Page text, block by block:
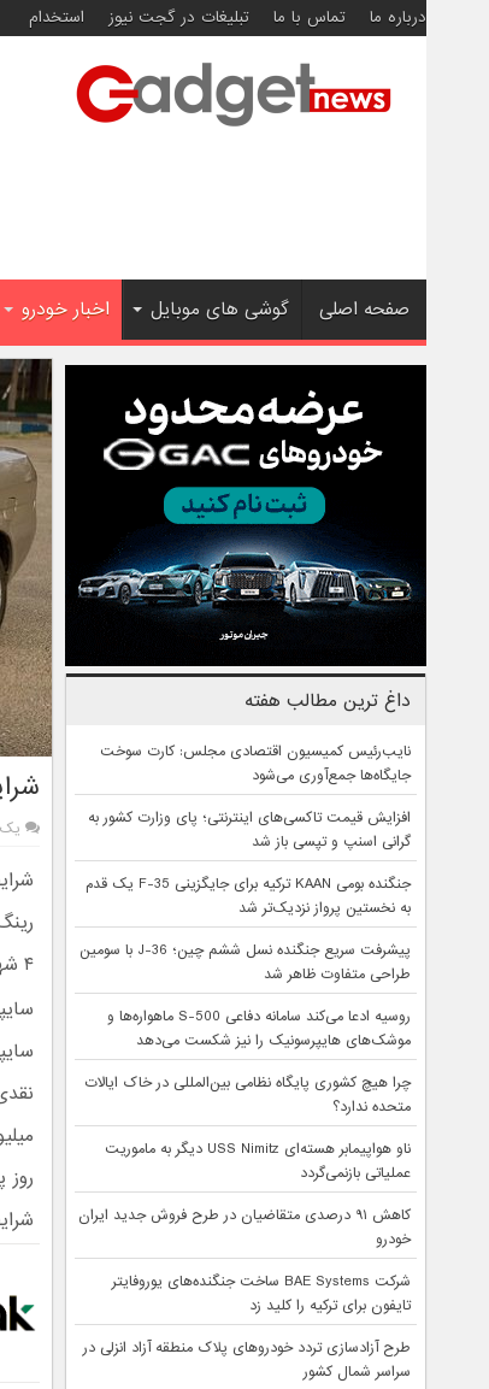
درباره ما تماس با ما تبلیغات در گجت نیوز استخدام
صفحه اصلی گوشی های موبایل اخبار خودرو
یک
۴ شهریور به فروش می‌رساند.
سایپا
سایپا
داغ ترین مطالب هفته
نایب‌رئیس کمیسیون اقتصادی مجلس: کارت سوخت
جایگاه‌ها جمع‌آوری می‌شود
افزایش قیمت تاکسی‌های اینترنتی؛ پای وزارت کشور به
گرانی اسنپ و تپسی باز شد
جنگنده بومی KAAN ترکیه برای جایگزینی F-35 یک قدم
به نخستین پرواز نزدیک‌تر شد
پیشرفت سریع جنگنده نسل ششم چین؛ J-36 با سومین
طراحی متفاوت ظاهر شد
روسیه ادعا می‌کند سامانه دفاعی S-500 ماهواره‌ها و
موشک‌های هایپرسونیک را نیز شکست می‌دهد
چرا هیچ کشوری پایگاه نظامی بین‌المللی در خاک ایالات
متحده ندارد؟
ناو هواپیمابر هسته‌ای USS Nimitz دیگر به ماموریت
عملیاتی بازنمی‌گردد
کاهش ۹۱ درصدی متقاضیان در طرح فروش جدید ایران
خودرو
شرکت BAE Systems ساخت جنگنده‌های یوروفایتر
تایفون برای ترکیه را کلید زد
طرح آزادسازی تردد خودروهای پلاک منطقه آزاد انزلی در
سراسر شمال کشور